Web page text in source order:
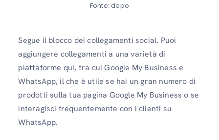
Fonte: dopo
Segue il blocco dei collegamenti social. Puoi
aggiungere collegamenti a una varietà di
piattaforme qui, tra cui Google My Business e
WhatsApp, il che è utile se hai un gran numero di
prodotti sulla tua pagina Google My Business o se
interagisci frequentemente con i clienti su
WhatsApp.